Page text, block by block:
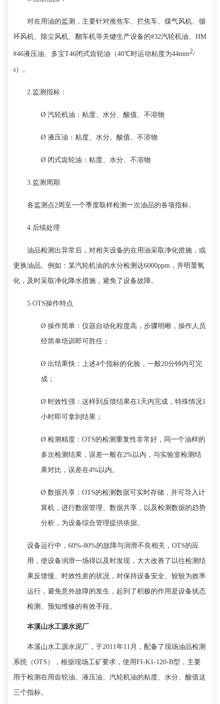
对在用油的监测，主要针对推焦车、拦焦车、煤气风机、循
环风机、除尘风机、翻车机等关键生产设备的#32汽轮机油、HM
#46液压油、多宝T46闭式齿轮油（40℃时运动粘度为44mm2/
s）。
2.监测指标：
Ø 汽轮机油：粘度、水分、酸值、不溶物
Ø 液压油：粘度、水分、酸值、不溶物
Ø 闭式齿轮油：粘度、水分、不溶物
3.监测周期
各监测点2周至一个季度取样检测一次油品的各项指标。
4.后续处理
油品检测出异常后，对相关设备的在用油采取净化措施，或
更换油品。例如：某汽轮机油的水分检测达6000ppm，并明显氧
化，及时采取净化降水措施，避免了设备故障。
5.OTS操作特点
Ø 操作简单：仪器自动化程度高，步骤明晰，操作人员
经简单培训即可胜任；
Ø 出结果快：上述4个指标的化验，一般20分钟内可完
成；
Ø 时效性强：这样到反馈结果在1天内完成，特殊情况1
小时即可拿到结果；
Ø 检测精度：OTS的检测重复性非常好，同一个油样的
多次检测结果，误差一般在2%以内，与实验室检测结
果对比，误差在4%以内。
Ø 数据共享：OTS的检测数据可实时存储，并可导入计
算机，进行数据管理、数据共享，以及检测数据的趋势
分析，为设备综合管理提供依据。
设备运行中，60%-80%的故障与润滑不良相关，OTS的应
用，使设备润滑一场得以及时发现，大大改善了以往检测结
果反馈慢、时效性差的状况，对保持设备安全、较较为效率
运行，避免意外故障的发生，起到了积极的作用是设备状态
检测、预知维修的有效手段。
本溪山水工源水泥厂
本溪山水工源水泥厂，于2011年11月，配备了现场油品检测
系统（OTS），根据现场工矿要求，使用FI-K1-120-B型，主要
用于检测在用齿轮油、液压油、汽轮机油的粘度、水分、酸值这
三个指标。